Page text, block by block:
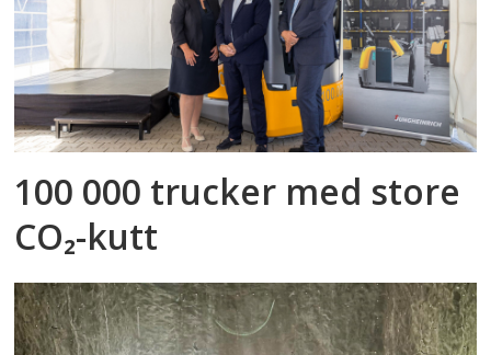
100 000 trucker med store
CO₂-kutt